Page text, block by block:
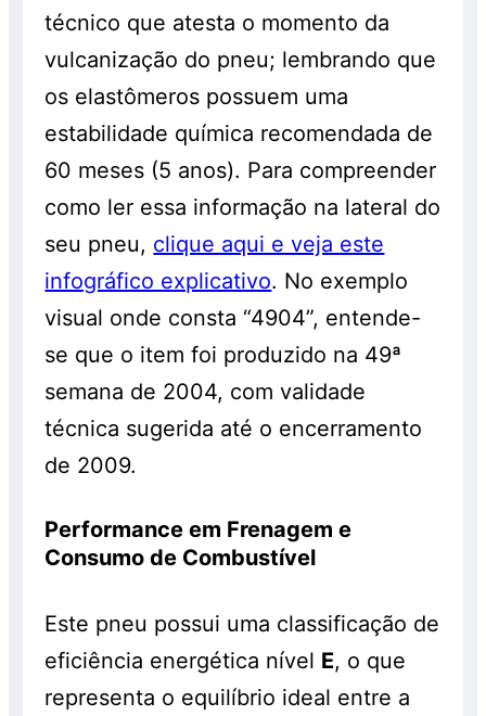
técnico que atesta o momento da
vulcanização do pneu; lembrando que
os elastômeros possuem uma
estabilidade química recomendada de
60 meses (5 anos). Para compreender
como ler essa informação na lateral do
seu pneu, clique aqui e veja este
infográfico explicativo. No exemplo
visual onde consta “4904”, entende-
se que o item foi produzido na 49ª
semana de 2004, com validade
técnica sugerida até o encerramento
de 2009.
Performance em Frenagem e
Consumo de Combustível
Este pneu possui uma classificação de
eficiência energética nível E, o que
representa o equilíbrio ideal entre a